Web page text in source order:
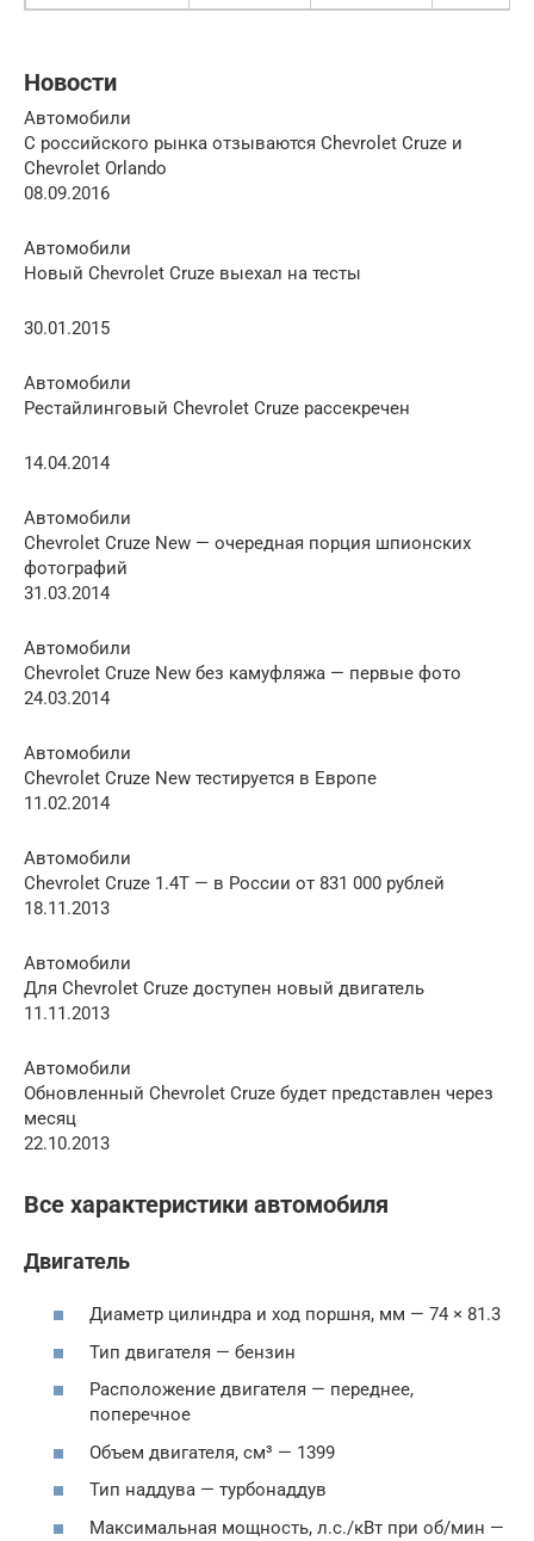
Новости
Автомобили
С российского рынка отзываются Chevrolet Cruze и
Chevrolet Orlando
08.09.2016
Автомобили
Новый Chevrolet Cruze выехал на тесты
30.01.2015
Автомобили
Рестайлинговый Chevrolet Cruze рассекречен
14.04.2014
Автомобили
Chevrolet Cruze New — очередная порция шпионских
фотографий
31.03.2014
Автомобили
Chevrolet Cruze New без камуфляжа — первые фото
24.03.2014
Автомобили
Chevrolet Cruze New тестируется в Европе
11.02.2014
Автомобили
Chevrolet Cruze 1.4T — в России от 831 000 рублей
18.11.2013
Автомобили
Для Chevrolet Cruze доступен новый двигатель
11.11.2013
Автомобили
Обновленный Chevrolet Cruze будет представлен через
месяц
22.10.2013
Все характеристики автомобиля
Двигатель
Диаметр цилиндра и ход поршня, мм — 74 × 81.3
Тип двигателя — бензин
Расположение двигателя — переднее,
поперечное
Объем двигателя, см³ — 1399
Тип наддува — турбонаддув
Максимальная мощность, л.с./кВт при об/мин —